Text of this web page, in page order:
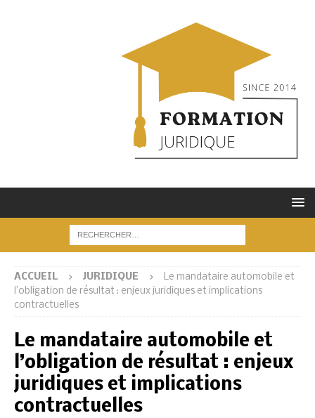
ACCUEIL JURIDIQUE
Le mandataire automobile et
l’obligation de résultat : enjeux juridiques et implications
contractuelles
Le mandataire automobile et
l’obligation de résultat : enjeux
juridiques et implications
contractuelles